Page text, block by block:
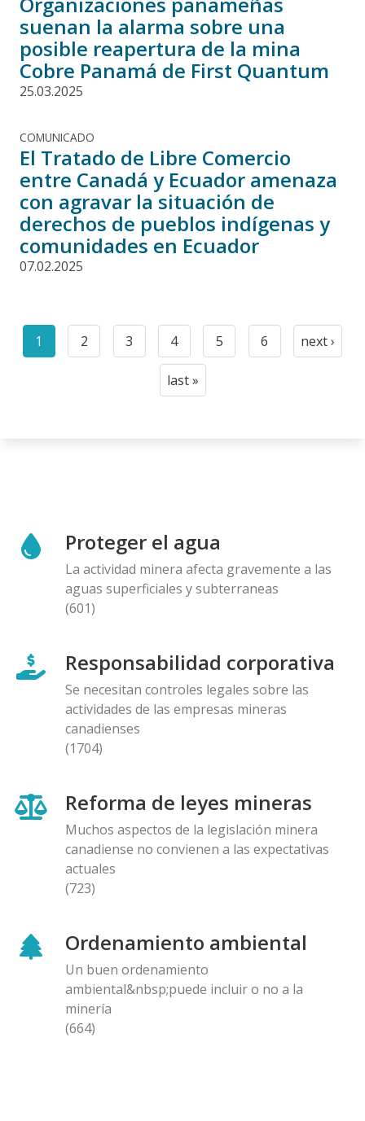
suenan la alarma sobre una
posible reapertura de la mina
Cobre Panamá de First Quantum
25.03.2025
COMUNICADO
El Tratado de Libre Comercio
entre Canadá y Ecuador amenaza
con agravar la situación de
derechos de pueblos indígenas y
comunidades en Ecuador
07.02.2025
Paginación
Current
1
Page
2
Page
3
Page
4
Page
5
Page
6
Next
next ›
Last
last »
Proteger el agua
La actividad minera afecta gravemente a las
aguas superficiales y subterraneas
(601)
Responsabilidad corporativa
Se necesitan controles legales sobre las
actividades de las empresas mineras
canadienses
(1704)
Reforma de leyes mineras
Muchos aspectos de la legislación minera
canadiense no convienen a las expectativas
actuales
(723)
Ordenamiento ambiental
Un buen ordenamiento
ambiental&nbsp;puede incluir o no a la
minería
(664)